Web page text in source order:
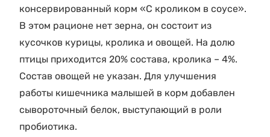
консервированный корм «С кроликом в соусе».
В этом рационе нет зерна, он состоит из
кусочков курицы, кролика и овощей. На долю
птицы приходится 20% состава, кролика – 4%.
Состав овощей не указан. Для улучшения
работы кишечника малышей в корм добавлен
сывороточный белок, выступающий в роли
пробиотика.